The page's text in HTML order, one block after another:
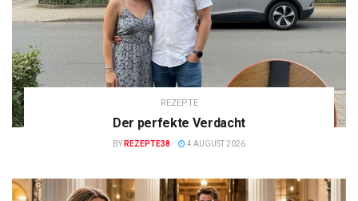
REZEPTE
Der perfekte Verdacht
BY REZEPTE38 4 AUGUST 2026